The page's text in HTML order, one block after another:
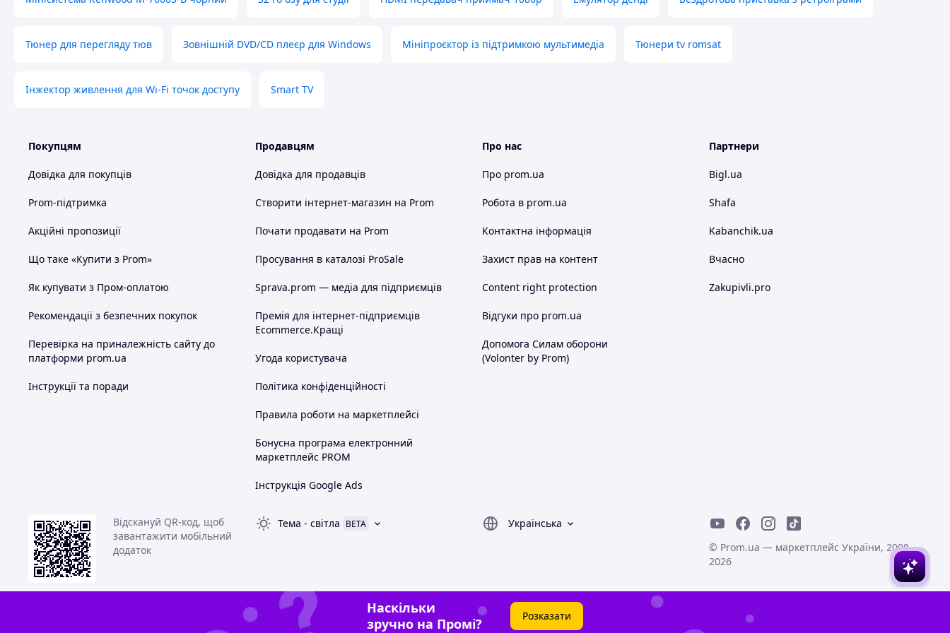
Габарити:106.8 × 29.4 × 15.4 мм
TV Stick TVR 3Pro
Ік- датчик
Кабель живлення
Інструкція
🛒 Зроби свій телевізор розумним — замов зараз!
Схожі товари за характеристиками
Тюнер для перегляду тюв Зовнішній DVD/CD плеєр для Windows Мініпроєктор із підтримкою мультимедіа Тюнери tv romsat
Інжектор живлення для Wi-Fi точок доступу Smart TV
Покупцям
Довідка для покупців
Prom-підтримка
Акційні пропозиції
Що таке «Купити з Prom»
Як купувати з Пром-оплатою
Рекомендації з безпечних покупок
Перевірка на приналежність сайту до
платформи prom.ua
Інструкції та поради
Продавцям
Довідка для продавців
Створити інтернет-магазин на Prom
Почати продавати на Prom
Просування в каталозі ProSale
Sprava.prom — медіа для підприємців
Премія для інтернет-підприємців
Ecommerce.Кращі
Угода користувача
Політика конфіденційності
Правила роботи на маркетплейсі
Бонусна програма електронний
маркетплейс PROM
Інструкція Google Ads
Про нас
Про prom.ua
Робота в prom.ua
Контактна інформація
Захист прав на контент
Content right protection
Відгуки про prom.ua
Допомога Силам оборони
(Volonter by Prom)
Партнери
Bigl.ua
Shafa
Kabanchik.ua
Вчасно
Zakupivli.pro
Відскануй QR-код, щоб
завантажити мобільний
додаток
Тема - світла BETA
Українська
© Prom.ua — маркетплейс України, 2008-
2026
Наскільки
зручно на Промі?
Розказати